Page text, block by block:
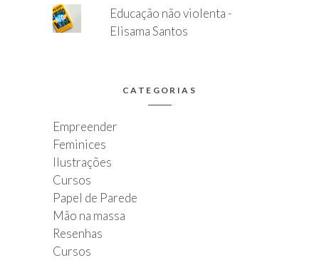
Educação não violenta -
Elisama Santos
CATEGORIAS
Empreender
Feminices
Ilustrações
Cursos
Papel de Parede
Mão na massa
Resenhas
Cursos